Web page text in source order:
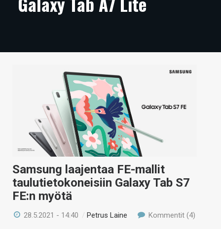
ARTIKKELIT
TECHBBS
VAIHDA TEEMA
HAKU
Samsung laajentaa FE-mallit
taulutietokoneisiin Galaxy Tab S7
FE:n myötä
28.5.2021 - 14:40 /Petrus Laine Kommentit (4)